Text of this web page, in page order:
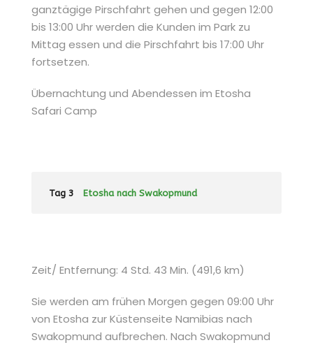
ganztägige Pirschfahrt gehen und gegen 12:00
bis 13:00 Uhr werden die Kunden im Park zu
Mittag essen und die Pirschfahrt bis 17:00 Uhr
fortsetzen.
Übernachtung und Abendessen im Etosha
Safari Camp
Tag 3 Etosha nach Swakopmund
Zeit/ Entfernung: 4 Std. 43 Min. (491,6 km)
Sie werden am frühen Morgen gegen 09:00 Uhr
von Etosha zur Küstenseite Namibias nach
Swakopmund aufbrechen. Nach Swakopmund